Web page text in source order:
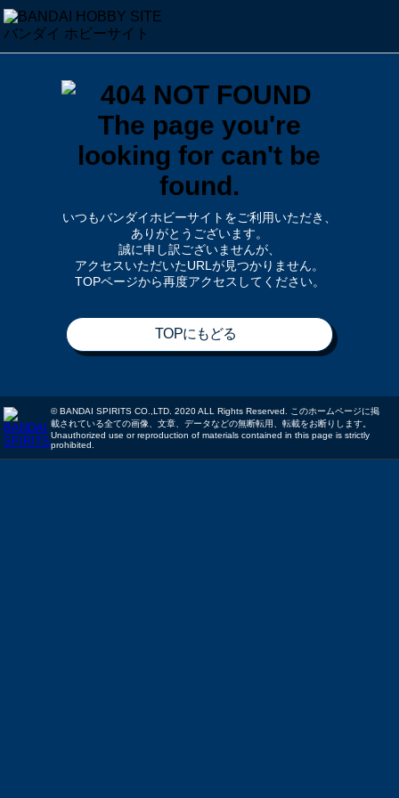
いつもバンダイホビーサイトをご利用いただき、
ありがとうございます。
誠に申し訳ございませんが、
アクセスいただいたURLが見つかりません。
TOPページから再度アクセスしてください。
TOPにもどる
© BANDAI SPIRITS CO.,LTD. 2020 ALL Rights Reserved. このホームページに掲
載されている全ての画像、文章、データなどの無断転用、転載をお断りします。
Unauthorized use or reproduction of materials contained in this page is strictly
prohibited.